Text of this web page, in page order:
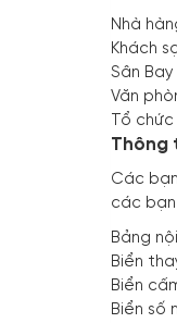
Nhà
Khách
Sân Bay
Văn
Tổ
Thông
Các
các
Bảng
Biển
Biển
Biển số